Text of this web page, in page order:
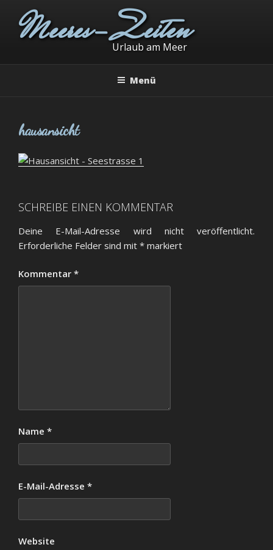
Inhalt
springenMeeres-Zeiten
Urlaub am Meer
Menü
hausansicht
SCHREIBE EINEN KOMMENTAR
Deine E-Mail-Adresse wird nicht veröffentlicht.
Erforderliche Felder sind mit * markiert
Kommentar *
Name *
E-Mail-Adresse *
Website